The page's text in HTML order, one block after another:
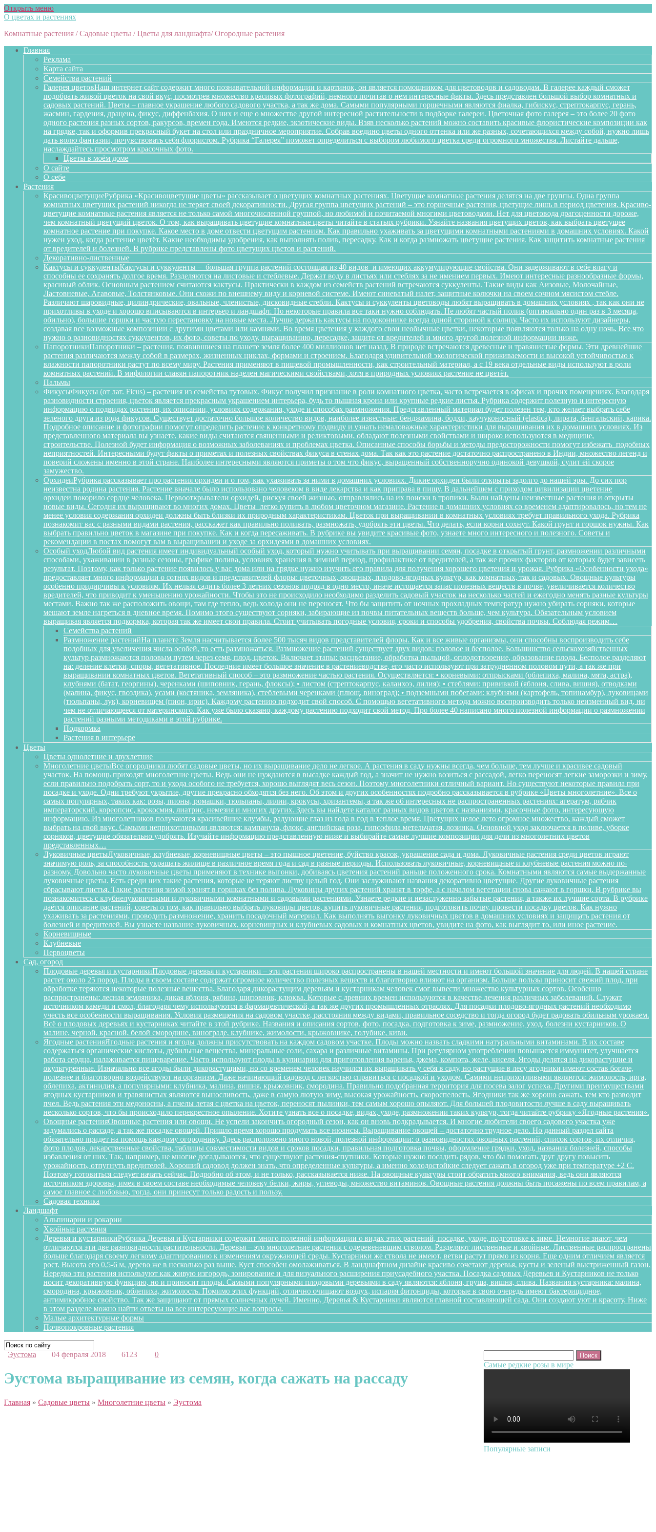
Открыть меню
О цветах и растениях
Комнатные растения / Садовые цветы / Цветы для ландшафта/ Огородные растения
Главная
Реклама
Карта сайта
Семейства растений
Галерея цветовНаш интернет сайт содержит много познавательной информации и картинок, он является помощником для цветоводов и садоводам. В галерее каждый сможет
подобрать живой цветок на свой вкус, посмотрев множество красивых фотографий, немного почитав о нем интересные факты. Здесь представлен большой выбор комнатных и
садовых растений. Цветы – главное украшение любого садового участка, а так же дома. Самыми популярными горшечными являются фиалка, гибискус, стрептокарпус, герань,
жасмин, гардения, драцена, фикус, диффенбахия. О них и еще о множестве другой интересной растительности в подборке галереи. Цветочная фото галерея – это более 20 фото
одного растения разных сортов, ракурсов, времен года. Имеются редкие, экзотические виды. Взяв несколько растений можно составить красивые флористические композиции как
на грядке, так и оформив прекрасный букет на стол или праздничное мероприятие. Собрав воедино цветы одного оттенка или же разных, сочетающихся между собой, нужно лишь
дать волю фантазии, почувствовать себя флористом. Рубрика “Галерея” поможет определиться с выбором любимого цветка среди огромного множества. Листайте дальше,
наслаждайтесь просмотром красочных фото.
Цветы в моём доме
О сайте
О себе
Растения
КрасивоцветущиеРубрика «Красивоцветущие цветы» рассказывает о цветущих комнатных растениях. Цветущие комнатные растения делятся на две группы. Одна группа
комнатных цветущих растений никогда не теряет своей декоративности. Другая группа цветущих растений – это горшечные растения, цветущие лишь в период цветения. Красиво-
цветущие комнатные растения является не только самой многочисленной группой, но любимой и почитаемой многими цветоводами. Нет для цветовода драгоценности дороже,
чем комнатный цветущий цветок. О том, как выращивать цветущие комнатные цветы читайте в статьях рубрики. Узнайте названия цветущих цветов, как выбрать цветущее
комнатное растение при покупке. Какое место в доме отвести цветущим растениям. Как правильно ухаживать за цветущими комнатными растениями в домашних условиях. Какой
нужен уход, когда растение цветёт. Какие необходимы удобрения, как выполнять полив, пересадку. Как и когда размножать цветущие растения. Как защитить комнатные растения
от вредителей и болезней. В рубрике представлены фото цветущих цветов и растений.
Декоративно-лиственные
Кактусы и суккулентыКактусы и суккуленты – большая группа растений состоящая из 40 видов и имеющих аккумулирующие свойства. Они задерживают в себе влагу и
способны ее сохранять долгое время. Разделяются на листовые и стеблевые. Держат воду в листьях или стеблях за не имением первых. Имеют интересные разнообразные формы,
красивый облик. Основным растением считаются кактусы. Практически в каждом из семейств растений встречаются суккуленты. Такие виды как Аизовые, Молочайные,
Ластовневые, Агавовые, Толстянковые. Они схожи по внешнему виду и корневой системе. Имеют синеватый налет, защитные колючки на своем сочном мясистом стебле.
Различают шаровидные, цилиндрические, овальные, членистые, дисковидные стебли. Кактусы и суккуленты цветоводы любят выращивать в домашних условиях , так как они не
прихотливы в уходе и хорошо вписываются в интерьер и ландшафт. Но некоторые правила все таки нужно соблюдать. Не любят частый полив (оптимально один раз в 3 месяца,
обильно), большие горшки и частую перестановку на новые места. Лучше держать кактусы на подоконнике всегда одной стороной к солнцу. Часто их используют дизайнеры,
создавая все возможные композиции с другими цветами или камнями. Во время цветения у каждого свои необычные цветки, некоторые появляются только на одну ночь. Все что
нужно о разновидностях суккулентов, их фото, советы по уходу, выращиванию, пересадке, защите от вредителей и много другой полезной информации ниже.
ПапоротникиПапоротники – растения, появившиеся на планете земля более 400 миллионов нет назад. В природе встречаются древесные и травянистые формы. Эти древнейшие
растения различаются между собой в размерах, жизненных циклах, формами и строением. Благодаря удивительной экологической приживаемости и высокой устойчивостью к
влажности папоротники растут по всему миру. Растения применяют в пищевой промышленности, как строительный материал, а с 19 века отдельные виды используют в роли
комнатных растений. В мифологии славян папоротник наделен магическими свойствами, хотя в природных условиях растение не цветёт.
Пальмы
ФикусыФикусы (от лат. Ficus) – растения из семейства тутовых. Фикус получил признание в роли комнатного цветка, часто встречается в офисах и прочих помещениях. Благодаря
разновидности строения, цветок является прекрасным украшением интерьера, будь то пышная крона или крупные редкие листья. Рубрика содержит полезную и интересную
информацию о подвидах растения, их описании, условиях содержания, уходе и способах размножения. Представленный материал будет полезен тем, кто желает выбрать себе
зеленого друга из рода фикусов. Существует достаточно большое количество видов, наиболее известные: бенджамина, бодхи, каучуконосный (elastica), лирата, бенгальский, карика.
Подробное описание и фотографии помогут определить растение к конкретному подвиду и узнать немаловажные характеристики для выращивания их в домашних условиях. Из
представленного материала вы узнаете, какие виды считаются священными и реликтовыми, обладают полезными свойствами и широко используются в медицине,
строительстве. Полезной будет информация о возможных заболеваниях и проблемах цветка. Описанные способы борьбы и методы предосторожности помогут избежать подобных
неприятностей. Интересными будут факты о приметах и полезных свойствах фикуса в стенах дома. Так как это растение достаточно распространено в Индии, множество легенд и
поверий сложены именно в этой стране. Наиболее интересными являются приметы о том что фикус, выращенный собственноручно одинокой девушкой, сулит ей скорое
замужество.
ОрхидеиРубрика рассказывает про растения орхидеи и о том, как ухаживать за ними в домашних условиях. Дикие орхидеи были открыты задолго до нашей эры. До сих пор
неизвестна родина растения. Растение вначале было использовано человеком в виде лекарства и как приправа в пищу. В дальнейшем с приходом цивилизации цветение
орхидеи покорило сердце человека. Первооткрыватели орхидей, рискуя своей жизнью, отправлялись на их поиски в тропики. Были найдены неизвестные растения и открыты
новые виды. Сегодня их выращивают во многих домах. Цветы легко купить в любом цветочном магазине. Растение в домашних условиях со временем адаптировалось, но тем не
менее условия содержания орхидеи должны быть близки их природным характеристикам. Цветок при выращивании в комнатных условиях требует правильного ухода. Рубрика
познакомит вас с разными видами растения, расскажет как правильно поливать, размножать, удобрять эти цветы. Что делать, если корни сохнут. Какой грунт и горшок нужны. Как
выбрать правильно цветок в магазине при покупке. Как и когда пересаживать. В рубрике вы увидите красивые фото, узнаете много интересного и полезного. Советы и
рекомендации в постах помогут вам в выращивании и уходе за орхидеями в домашних условиях.
Особый уходЛюбой вид растения имеет индивидуальный особый уход, который нужно учитывать при выращивании семян, посадке в открытый грунт, размножении различными
способами, ухаживании в разные сезоны, графике полива, условиях хранения в зимний период, профилактике от вредителей, а так же прочих факторов от которых будет зависеть
результат. Поэтому, как только растение появилось у вас дома или на грядке нужно изучить его правила для получения хорошего цветения и урожая. Рубрика «Особенности ухода»
предоставляет много информации о сотнях видов и представителей флоры: цветочных, овощных, плодово-ягодных культур, как комнатных, так и садовых. Овощные культуры
особенно придирчивы к условиям. Их нельзя садить более 3 летних сезонов подряд в одно место, иначе истощается запас полезных веществ в почве, увеличивается количество
вредителей, что приводит к уменьшению урожайности. Чтобы это не происходило необходимо разделить садовый участок на несколько частей и ежегодно менять разные культуры
местами. Важно так же расположить овощи, там где тепло, ведь холода они не переносят. Что бы защитить от ночных прохладных температур нужно убирать сорняки, которые
мешают земле нагреться в дневное время. Помимо этого существуют сорняки, забирающие из почвы питательных веществ больше, чем культура. Обязательным условием
выращивая является подкормка, которая так же имеет свои правила. Стоит учитывать погодные условия, сроки и способы удобрения, свойства почвы. Соблюдая режим…
Семейства растений
Размножение растенийНа планете Земля насчитывается более 500 тысяч видов представителей флоры. Как и все живые организмы, они способны воспроизводить себе
подобных для увеличения числа особей, то есть размножаться. Размножение растений существует двух видов: половое и бесполое. Большинство сельскохозяйственных
культур размножаются половым путем через семя, плод, цветок. Включает этапы: расцветание, обработка пыльцой, оплодотворение, образование плода. Бесполое разделяют
на: деление клетки, споры, вегетативное. Последние имеет большое значение в растениеводстве, его часто используют при затрудненном половом пути, а так же при
выращивании комнатных цветов. Вегетативный способ – это размножение частью растения. Осуществляется: • корневыми: отпрысками (облепиха, малина, мята, астра),
клубнями (батат, георгины), черенками (шиповник, герань, флоксы); • листом (стрептокарпус, каланхоэ, лилия); • стеблями: прививкой (яблоня, слива, вишня), отводками
(малина, фикус, гвоздика), усами (костяника, земляника), стеблевыми черенками (плющ, виноград); • подземными побегами: клубнями (картофель, топинамбур), луковицами
(тюльпаны, лук), корневищем (пион, ирис). Каждому растению подходит свой способ. С помощью вегетативного метода можно воспроизводить только неизменный вид, ни
чем не отличающееся от материнского. Как уже было сказано, каждому растению подходит свой метод. Про более 40 написано много полезной информации о размножении
растений разными методиками в этой рубрике.
Подкормка
Растения в интерьере
Цветы
Цветы однолетние и двухлетние
Многолетние цветыВсе огородники любят садовые цветы, но их выращивание дело не легкое. А растения в саду нужны всегда, чем больше, тем лучше и красивее садовый
участок. На помощь приходят многолетние цветы. Ведь они не нуждаются в высадке каждый год, а значит не нужно возиться с рассадой, легко переносят легкие заморозки и зиму,
если правильно подобрать сорт, то и ухода особого не требуется, хорошо выглядят весь сезон. Поэтому многолетники отличный вариант. Но существуют некоторые правила при
посадке и уходе. Одни требуют укрытие, другие прекрасно обходятся без него. Об этом и других особенностях подробно рассказывается в рубрике «Цветы многолетние». Все о
самых популярных, таких как: розы, пионы, ромашки, тюльпаны, лилии, крокусы, хризантемы, а так же об интересных не распространенных растениях: агератум, рябчик
императорский, кореопсис, крокосмия, лиатрис, немезия и многих других. Здесь вы найдете каталог разных видов цветов с названиями, красочные фото, интересующую
информацию. Из многолетников получаются красивейшие клумбы, радующие глаз из года в год в теплое время. Цветущих целое лето огромное множество, каждый сможет
выбрать на свой вкус. Самыми неприхотливыми являются: кампанула, флокс, английская роза, гипсофила метельчатая, лозинка. Основной уход заключается в поливе, уборке
сорняков, цветущие обязательно удобрять. Изучайте информацию представленную ниже и выбирайте самые лучшие композиции для дачи из многолетних цветов
представленных…
Луковичные цветыЛуковичные, клубневые, корневищные цветы – это пышное цветение, буйство красок, украшение сада и дома. Луковичные растения среди цветов играют
значимую роль, за способность украшать жилище в различное время года и сад в разные периоды. Использовать луковичные, корневищные и клубневые растения можно по-
разному. Довольно часто луковичные цветы применяют в технике выгонки, добиваясь цветения растений раньше положенного срока. Комнатными являются самые выдержанные
луковичные цветы. Есть среди них такие растения, которые не теряют листву целый год. Они заслуживают названия декоративно цветущие. Другие луковичные растения
сбрасывают листья. Такие растения зимой хранят в горшках без полива. Луковицы других растений хранят в торфе, а с началом вегетации снова сажают в горшки. В рубрике вы
познакомитесь с клубнелуковичными и луковичными комнатными и садовыми растениями. Узнаете редкие и незаслуженно забытые растения, а также их лучшие сорта. В рубрике
даётся описание растений, советы о том, как правильно выбрать луковицы цветов, купить луковичные растения, подготовить почву, провести посадку цветов. Как нужно
ухаживать за растениями, проводить размножение, хранить посадочный материал. Как выполнять выгонку луковичных цветов в домашних условиях и защищать растения от
болезней и вредителей. Вы узнаете название луковичных, корневищных и клубневых садовых и комнатных цветов, увидите на фото, как выглядит то, или иное растение.
Корневищные
Клубневые
Первоцветы
Сад, огород
Плодовые деревья и кустарникиПлодовые деревья и кустарники – эти растения широко распространены в нашей местности и имеют большой значение для людей. В нашей стране
растет около 25 пород. Плоды в своем составе содержат огромное количество полезных веществ и благотворно влияют на организм. Больше пользы приносит свежий плод, при
обработке теряются некоторые полезные вещества. Благодаря дикорастущим деревьям и кустарникам человек смог вывести множество культурных сортов. Особенно
распространены: лесная земляника, дикая яблоня, рябина, шиповник, клюква. Которые с древних времен используются в качестве лечения различных заболеваний. Служат
источником камеди и смол, благодаря чему используются в фармацевтической, а так же других промышленных отраслях. Для посадки плодово-ягодных растений необходимо
учесть все особенности выращивания. Условия размещения на садовом участке, расстояния между видами, правильное соседство и тогда огород будет радовать обильным урожаем.
Всё о плодовых деревьях и кустарниках читайте в этой рубрике. Названия и описания сортов, фото, посадка, подготовка к зиме, размножение, уход, болезни кустарников. О
малине, черной, красной, белой смородине, винограде, клубнике, жимолости, крыжовнике, голубике, киви.
Ягодные растенияЯгодные растения и ягоды должны присутствовать на каждом садовом участке. Плоды можно назвать сладкими натуральными витаминами. В их составе
содержаться органические кислоты, дубильные вещества, минеральные соли, сахара и различные витамины. При регулярном употреблении повышается иммунитет, улучшается
работа сердца, налаживается пищеварение. Часто используют плоды в кулинарии для приготовления варенья, джема, компота, желе, киселя. Ягоды делятся на дикорастущие и
окультуренные. Изначально все ягоды были дикорастущими, но со временем человек научился их выращивать у себя в саду, но растущие в лесу ягодники имеют состав богаче,
полезнее и благотворно воздействуют на организм. Даже начинающий садовод с легкостью справиться с посадкой и уходом. Самими неприхотливыми являются: жимолость, ирга,
облепиха, актинидия, а популярными: клубника, малина, вишня, крыжовник, смородина. Правильно подобранная территория для посева залог успеха. Другими преимуществами
ягодных кустарников и травянистых являются выносливость, даже в самую лютую зиму, высокая урожайность, скороспелость. Ягодники так же хорошо сажать, тем кто разводит
пчел. Ведь растения эти медоносны, а пчелы летая с цветка на цветок, переносят пылинки, тем самым хорошо опыляют. Для большей плодовитости лучше в саду выращивать
несколько сортов, что бы происходило перекрестное опыление. Хотите узнать все о посадке, видах, уходе, размножении таких культур, тогда читайте рубрику «Ягодные растения».
Овощные растенияОвощные растения или овощи. Не успели закончить огородный сезон, как он вновь подкрадывается. И многие любители своего садового участка уже
задумались о рассаде, а так же посадке овощей. Пришло время хорошо продумать все нюансы. Выращивание овощей – достаточно трудное дело. Но данный раздел сайта
обязательно придет на помощь каждому огороднику. Здесь расположено много новой, полезной информации: о разновидностях овощных растений, список сортов, их отличия,
фото плодов, лекарственные свойства, таблицы совместимости видов и сроков посадки, правильная подготовка почвы, оформление грядки, уход, названия болезней, способы
избавления от них. Так, например, не многие догадываются, что существуют растения-спутники. Которые нужно посадить рядов, что бы помогать друг другу повысить
урожайность, отпугнуть вредителей. Хороший садовод должен знать, что определенные культуры, а именно холодостойкие следует сажать в огород уже при температуре +2 С.
Поэтому готовиться следует начать сейчас. Подробно об этом, и не только, рассказывается ниже. На овощные культуры стоит обратить много внимания, ведь они являются
источником здоровья, имея в своем составе необходимые человеку белки, жиры, углеводы, множество витаминов. Овощные растения должны быть посажены по всем правилам, а
самое главное с любовью, тогда, они принесут только радость и пользу.
Садовая техника
Ландшафт
Альпинарии и рокарии
Хвойные растения
Деревья и кустарникиРубрика Деревья и Кустарники содержит много полезной информации о видах этих растений, посадке, уходе, подготовке к зиме. Немногие знают, чем
отличаются эти две разновидности растительности. Деревья – это многолетние растения с одеревеневшим стволом. Разделяют лиственные и хвойные. Лиственные распространены
больше благодаря своему легкому адаптированию к изменениям окружающей среды. Кустарники же ствола не имеют, ветви растут прямо из корня. Еще одним отличием является
рост. Высота его 0,5-6 м, дерево же в несколько раз выше. Куст способен омолаживаться. В ландшафтном дизайне красиво сочетают деревья, кусты и зеленый выстриженный газон.
Нередко эти растения используют как живую изгородь, зонирование и для визуального расширения приусадебного участка. Посадка садовых Деревьев и Кустарников не только
носит декоративную функцию, но и приносит плоды. Самыми популярными плодовыми деревьями в саду являются: яблоня, груша, вишня, слива. Названия кустарника: малина,
смородина, крыжовник, облепиха, жимолость. Помимо этих функций, отлично очищают воздух, испаряя фитонциды, которые в свою очередь имеют бактерицидное,
антимикробное свойство. Так же защищают от прямых солнечных лучей. Именно, Деревья & Кустарники являются главной составляющей сада. Они создают уют и красоту. Ниже
в этом разделе можно найти ответы на все интересующие вас вопросы.
Малые архитектурные формы
Почвопокровные растения
Эустома 04 февраля 2018 6123 0
Эустома выращивание из семян, когда сажать на рассаду
Главная » Садовые цветы » Многолетние цветы » Эустома
Самые редкие розы в мире
Популярные записи